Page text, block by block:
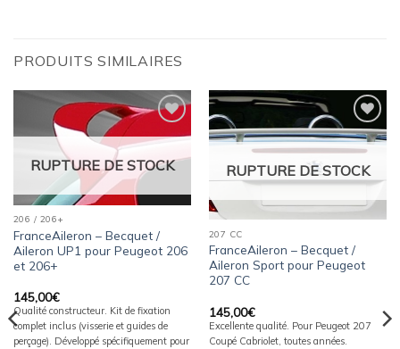
PRODUITS SIMILAIRES
Ajouter
wishlist
RUPTURE DE STOCK
206 / 206+
FranceAileron – Becquet /
Aileron UP1 pour Peugeot 206
et 206+
145,00€
Qualité constructeur. Kit de fixation
complet inclus (visserie et guides de
perçage). Développé spécifiquement pour
Ajouter
à la
RUPTURE DE STOCK
207 CC
FranceAileron – Becquet /
Aileron Sport pour Peugeot
207 CC
145,00€
Excellente qualité. Pour Peugeot 207
Coupé Cabriolet, toutes années.